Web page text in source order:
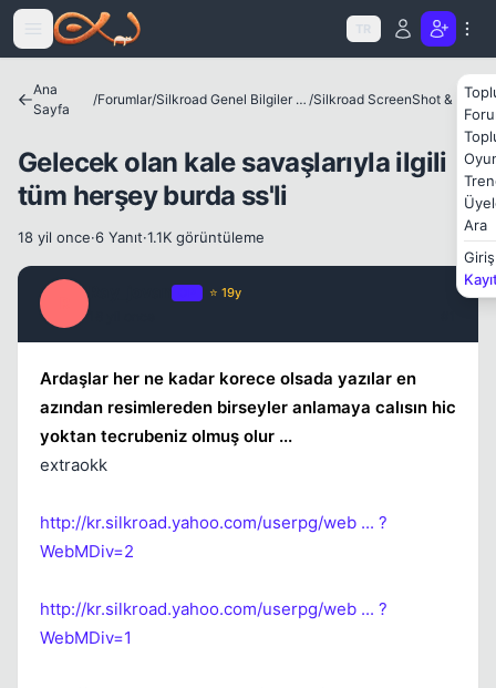
Icerige atla
TR
Ara
Giriş
Ana
Sayfa
/Forumlar/ Silkroad Genel Bilgiler ve Update Bilgileri / Silkroad ScreenShot & Video
Gelecek olan kale savaşlarıyla ilgili
tüm herşey burda ss'li
18 yil once·6 Yanıt·1.1K görüntüleme
⭐ 19y
Ardaşlar her ne kadar korece olsada yazılar en
azından resimlereden birseyler anlamaya calısın hic
yoktan tecrubeniz olmuş olur ...
extraokk
http://kr.silkroad.yahoo.com/userpg/web ... ?
WebMDiv=2
http://kr.silkroad.yahoo.com/userpg/web ... ?
WebMDiv=1
Kapat